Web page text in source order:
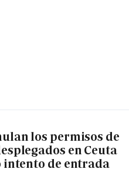
los permisos de
en Ceuta
intento de entrada